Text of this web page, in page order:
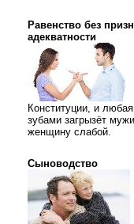
Равенство без
адекватности
Конституции, и
зубами загрызёт
женщину слабой.
Сыноводство